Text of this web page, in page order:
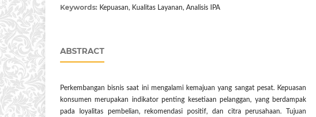
Keywords: Kepuasan, Kualitas Layanan, Analisis IPA
ABSTRACT
Perkembangan bisnis saat ini mengalami kemajuan yang sangat pesat. Kepuasan
konsumen merupakan indikator penting kesetiaan pelanggan, yang berdampak
pada loyalitas pembelian, rekomendasi positif, dan citra perusahaan. Tujuan